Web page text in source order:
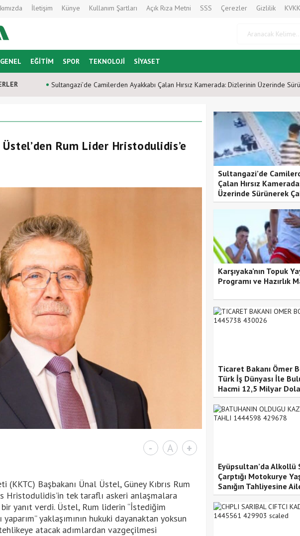
İletişim Künye Kullanım Şartları Açık Rıza Metni SSS Çerezler Gizlilik KVKK
GENEL EĞİTİM SPOR TEKNOLOJİ SİYASET
Sultangazi’de Camilerden Ayakkabı Çalan Hırsız Kamerada: Dizlerinin Üzerinde
Üstel’den Rum Lider Hristodulidis’e
- A +
(KKTC) Başbakanı Ünal Üstel, Güney Kıbrıs Rum
Hristodulidis’in tek taraflı askeri anlaşmalara
yanıt verdi. Üstel, Rum liderin “İstediğim
yaklaşımının hukuki dayanaktan yoksun
atacak adımlardan vazgeçilmesi
Sultangazi’de
Çalan Hırsız
Üzerinde Sürünerek
Karşıyaka’nın Topuk
Programı ve Hazırlık
Ticaret Bakanı Ömer
Türk İş Dünyası İle
Hacmi 12,5 Milyar
Eyüpsultan’da Alkollü
Çarptığı Motokurye
Sanığın Tahliyesine